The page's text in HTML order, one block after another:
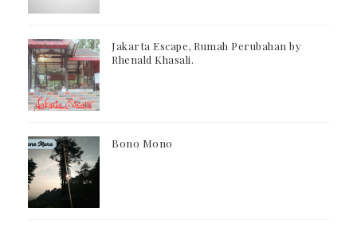
Jakarta Escape, Rumah Perubahan by
Rhenald Khasali.
Bono Mono